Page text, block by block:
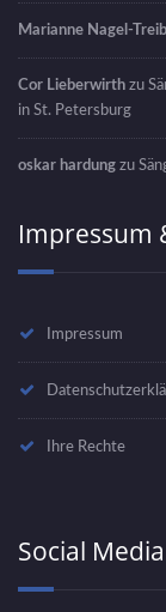
Marianne Nagel-
Cor Lieberwirth zu
in St. Petersburg
oskar hardung zu
Impressum
Impressum
Ihre Rechte
Social Media